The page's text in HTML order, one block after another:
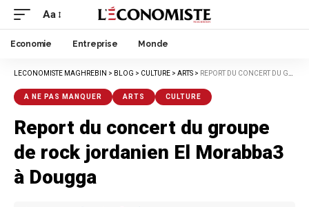
Aa
Economie Entreprise Monde
LECONOMISTE MAGHREBIN > BLOG > CULTURE > ARTS > REPORT DU CONCERT DU GROUPE DE ROCK JORDANIEN EL MORABBA3 À DOUGGA
A NE PAS MANQUER ARTS CULTURE
Report du concert du groupe
de rock jordanien El Morabba3
à Dougga